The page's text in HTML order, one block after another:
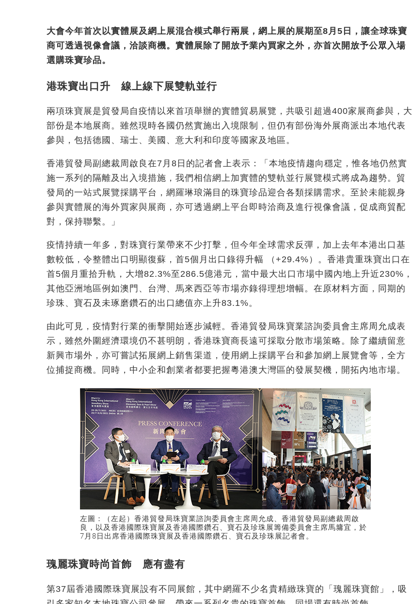
大會今年首次以實體展及網上展混合模式舉行兩展，網上展的展期至8月5日，讓全球珠寶
商可透過視像會議，洽談商機。實體展除了開放予業內買家之外，亦首次開放予公眾入場
選購珠寶珍品。
港珠寶出口升 線上線下展雙軌並行
兩項珠寶展是貿發局自疫情以來首項舉辦的實體貿易展覽，共吸引超過400家展商參與，大
部份是本地展商。雖然現時各國仍然實施出入境限制，但仍有部份海外展商派出本地代表
參與，包括德國、瑞士、美國、意大利和印度等國家及地區。
香港貿發局副總裁周啟良在7月8日的記者會上表示：「本地疫情趨向穩定，惟各地仍然實
施一系列的隔離及出入境措施，我們相信網上加實體的雙軌並行展覽模式將成為趨勢。貿
發局的一站式展覽採購平台，網羅琳琅滿目的珠寶珍品迎合各類採購需求。至於未能親身
參與實體展的海外買家與展商，亦可透過網上平台即時洽商及進行視像會議，促成商貿配
對，保持聯繫。」
疫情持續一年多，對珠寶行業帶來不少打擊，但今年全球需求反彈，加上去年本港出口基
數較低，令整體出口明顯復蘇，首5個月出口錄得升幅 （+29.4%）。香港貴重珠寶出口在
首5個月重拾升軌，大增82.3%至286.5億港元，當中最大出口市場中國內地上升近230%，
其他亞洲地區例如澳門、台灣、馬來西亞等市場亦錄得理想增幅。在原材料方面，同期的
珍珠、寶石及未琢磨鑽石的出口總值亦上升83.1%。
由此可見，疫情對行業的衝擊開始逐步減輕。香港貿發局珠寶業諮詢委員會主席周允成表
示，雖然外圍經濟環境仍不甚明朗，香港珠寶商長遠可採取分散市場策略。除了繼續留意
新興市場外，亦可嘗試拓展網上銷售渠道，使用網上採購平台和參加網上展覽會等，全方
位捕捉商機。同時，中小企和創業者都要把握粵港澳大灣區的發展契機，開拓內地市場。
左圖：（左起）香港貿發局珠寶業諮詢委員會主席周允成、香港貿發局副總裁周啟
良，以及香港國際珠寶展及香港國際鑽石、寶石及珍珠展籌備委員會主席馬墉宜，於
7月8日出席香港國際珠寶展及香港國際鑽石、寶石及珍珠展記者會。
瑰麗珠寶時尚首飾 應有盡有
第37屆香港國際珠寶展設有不同展館，其中網羅不少名貴精緻珠寶的「瑰麗珠寶館」，吸